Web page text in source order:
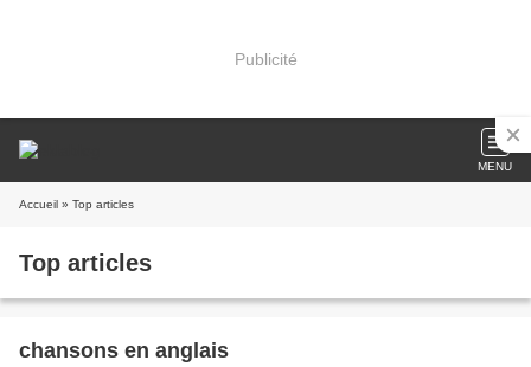
Publicité
MENU
Accueil » Top articles
Top articles
chansons en anglais